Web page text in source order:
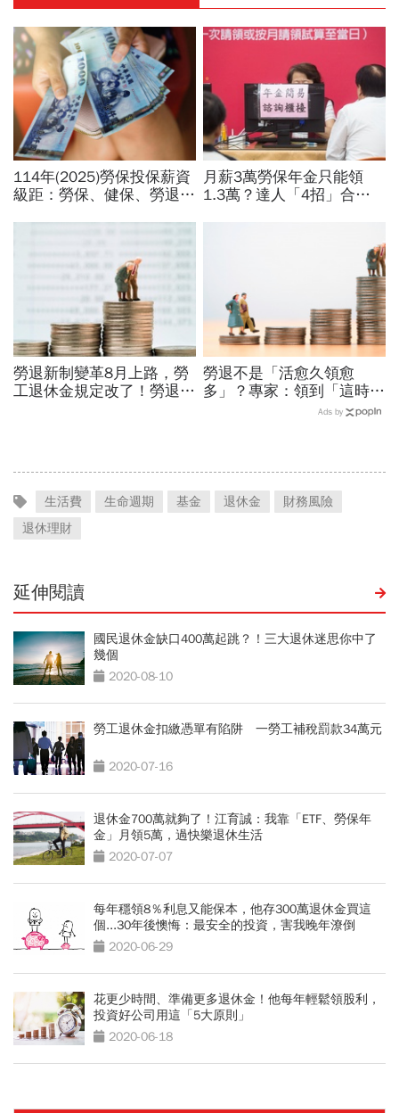
114年(2025)勞保投保薪資
級距：勞保、健保、勞退提
月薪3萬勞保年金只能領
1.3萬？達人「4招」合法
勞退新制變革8月上路，勞
工退休金規定改了！勞退月
勞退不是「活愈久領愈
多」？專家：領到「這時」
為止…一文看請領條件，
Ads by
生活費 生命週期 基金 退休金
財務風險
退休理財
延伸閱讀
國民退休金缺口400萬起跳？！三大退休迷思你中了
幾個
2020-08-10
勞工退休金扣繳憑單有陷阱 一勞工補稅罰款34萬元
2020-07-16
退休金700萬就夠了！江育誠：我靠「ETF、勞保年
金」月領5萬，過快樂退休生活
2020-07-07
每年穩領8％利息又能保本，他存300萬退休金買這
個...30年後懊悔：最安全的投資，害我晚年潦倒
2020-06-29
花更少時間、準備更多退休金！他每年輕鬆領股利，
投資好公司用這「5大原則」
2020-06-18